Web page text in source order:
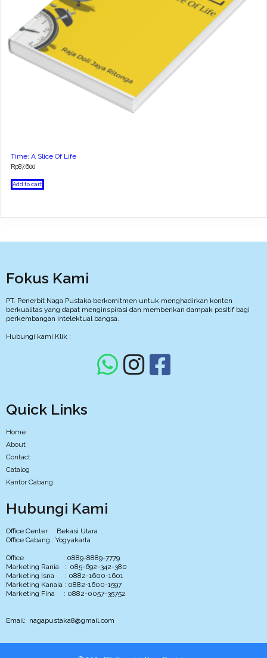
Time: A Slice Of Life
Rp87.600
Add to cart
Fokus Kami
PT. Penerbit Naga Pustaka berkomitmen untuk menghadirkan konten
berkualitas yang dapat menginspirasi dan memberikan dampak positif bagi
perkembangan intelektual bangsa.
Hubungi kami Klik :
Quick Links
Home
About
Contact
Catalog
Kantor Cabang
Hubungi Kami
Office Center : Bekasi Utara
Office Cabang : Yogyakarta
Office : 0889-8889-7779
Marketing Rania : 085-692-342-380
Marketing Isna : 0882-1600-1601
Marketing Kanaia : 0882-1600-1597
Marketing Fina : 0882-0057-35752
Email: nagapustaka8@gmail.com